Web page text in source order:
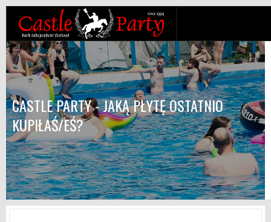
CASTLE PARTY - JAKĄ PŁYTĘ OSTATNIO
KUPIŁAŚ/EŚ?